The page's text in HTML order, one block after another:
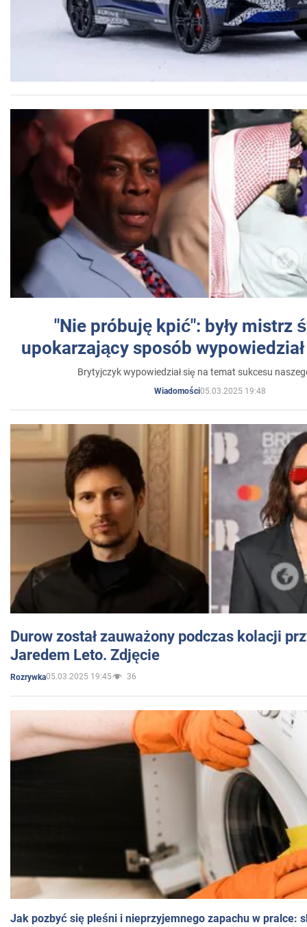
"Nie próbuję kpić": były mistrz
upokarzający sposób
Brytyjczyk wypowiedział się na temat sukcesu
Wiadomości05.03.2025 19:48
Durow został zauważony podczas kolacji
Jaredem Leto. Zdjęcie
Rozrywka05.03.2025 19:45 36
Jak pozbyć się pleśni i nieprzyjemnego zapachu w pralce: